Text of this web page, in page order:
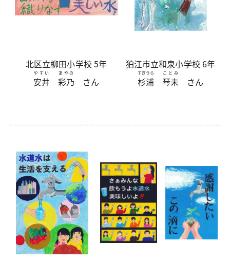
北区立柳田小学校 5年
安井
やすい
彩乃
あやの
さん
狛江市立和泉小学校 6年
杉浦
すぎうら
琴未
ことみ
さん